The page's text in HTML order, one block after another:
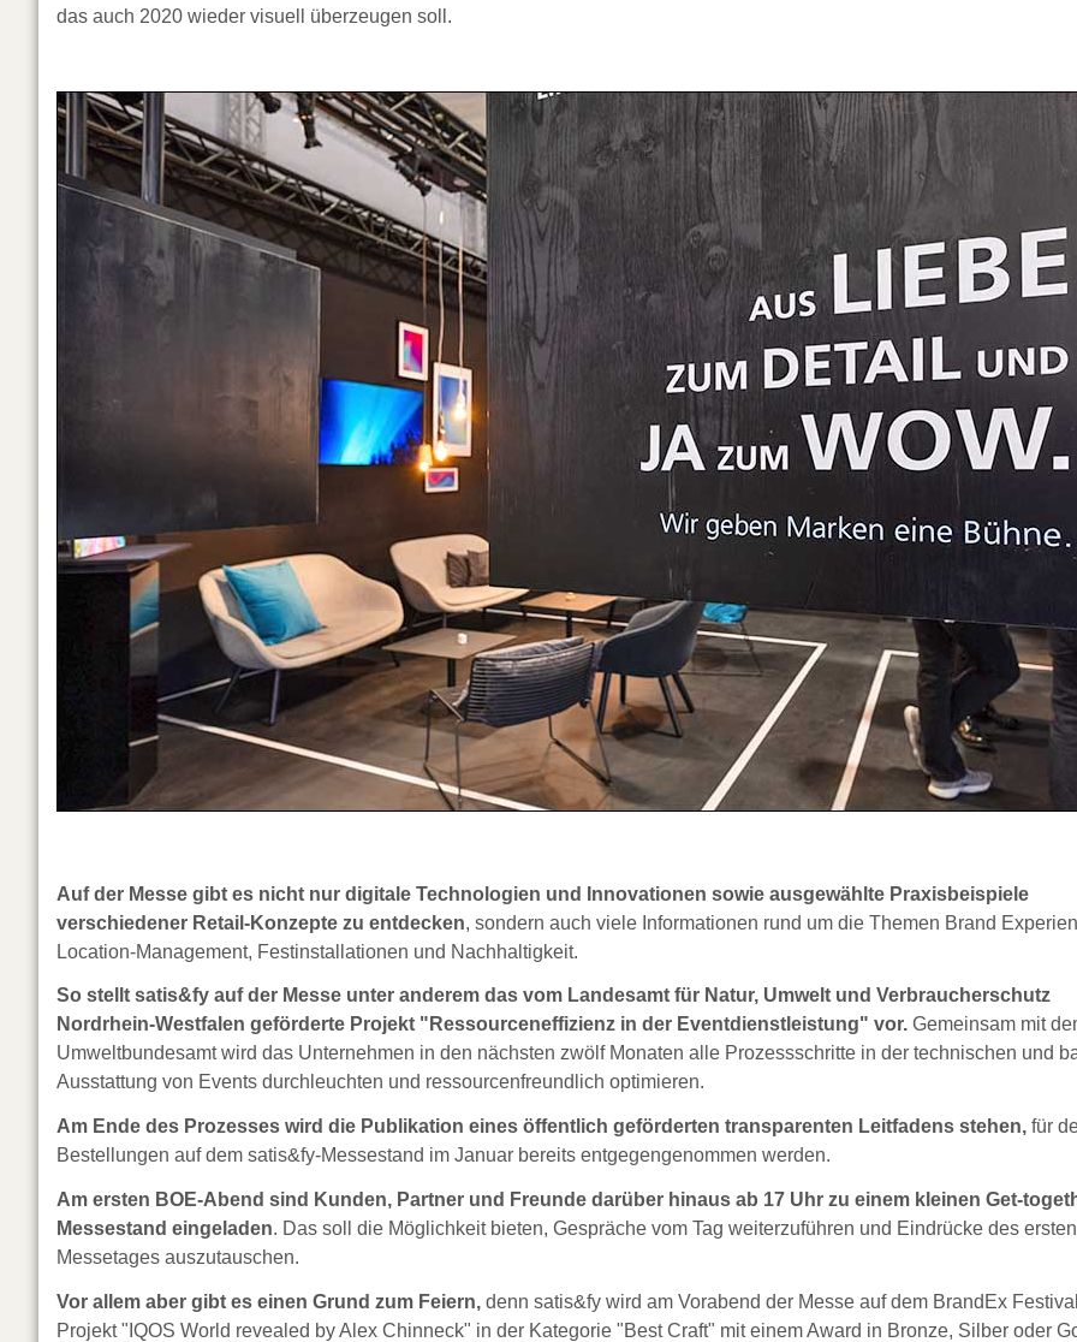
das auch 2020 wieder visuell überzeugen soll.
Auf der Messe gibt es nicht nur digitale Technologien und Innovationen sowie ausgewählte Praxisbeispiele
verschiedener Retail-Konzepte zu entdecken, sondern auch viele Informationen rund um die Themen Brand
Location-Management, Festinstallationen und Nachhaltigkeit.
So stellt satis&fy auf der Messe unter anderem das vom Landesamt für Natur, Umwelt und Verbraucherschutz
Nordrhein-Westfalen geförderte Projekt "Ressourceneffizienz in der Eventdienstleistung" vor. Gemeinsam mit
Umweltbundesamt wird das Unternehmen in den nächsten zwölf Monaten alle Prozessschritte in der technischen und
Ausstattung von Events durchleuchten und ressourcenfreundlich optimieren.
Am Ende des Prozesses wird die Publikation eines öffentlich geförderten transparenten Leitfadens stehen, für
Bestellungen auf dem satis&fy-Messestand im Januar bereits entgegengenommen werden.
Am ersten BOE-Abend sind Kunden, Partner und Freunde darüber hinaus ab 17 Uhr zu einem kleinen Get-
Messestand eingeladen. Das soll die Möglichkeit bieten, Gespräche vom Tag weiterzuführen und Eindrücke des ersten
Messetages auszutauschen.
Vor allem aber gibt es einen Grund zum Feiern, denn satis&fy wird am Vorabend der Messe auf dem BrandEx
Projekt "IQOS World revealed by Alex Chinneck" in der Kategorie "Best Craft" mit einem Award in Bronze, Silber oder